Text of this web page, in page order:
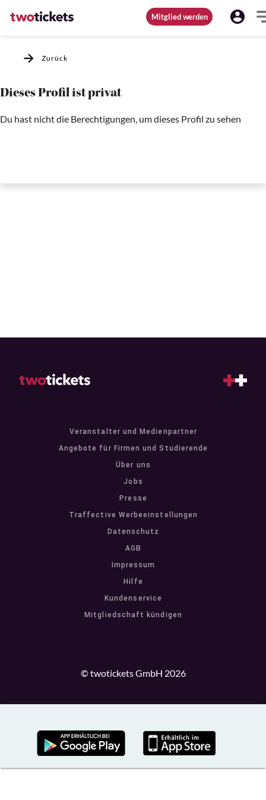
Mitglied werden
Zurück
Dieses Profil ist privat
Du hast nicht die Berechtigungen, um dieses Profil zu sehen
Veranstalter und Medienpartner
Angebote für Firmen und Studierende
Über uns
Jobs
Presse
Traffective Werbeeinstellungen
Datenschutz
AGB
Impressum
Hilfe
Kundenservice
Mitgliedschaft kündigen
© twotickets GmbH 2026